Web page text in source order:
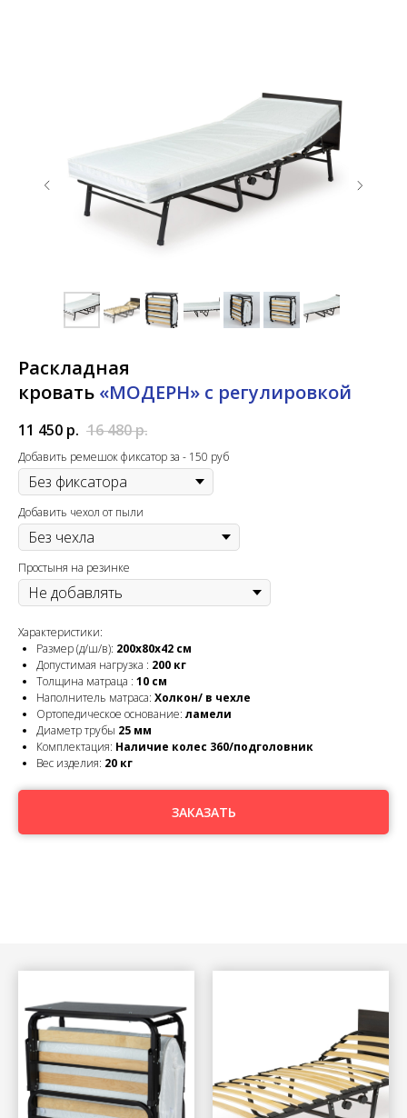
Раскладная
кровать «МОДЕРН» с регулировкой
11 450 р. 16 480р.
Добавить ремешок фиксатор за - 150 руб
Добавить чехол от пыли
Простыня на резинке
Характеристики:
Размер (д/ш/в): 200х80х42 см
Допустимая нагрузка : 200 кг
Толщина матраца : 10 см
Наполнитель матраса: Холкон/ в чехле
Ортопедическое основание: ламели
Диаметр трубы 25 мм
Комплектация: Наличие колес 360/подголовник
Вес изделия: 20 кг
ЗАКАЗАТЬ